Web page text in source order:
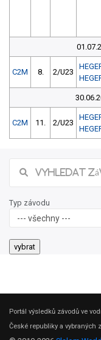
C2M 8. 2/U23
C2M 11. 2/U23
Typ závodu
Portál výsledků závodů ve
České republiky a vybraných